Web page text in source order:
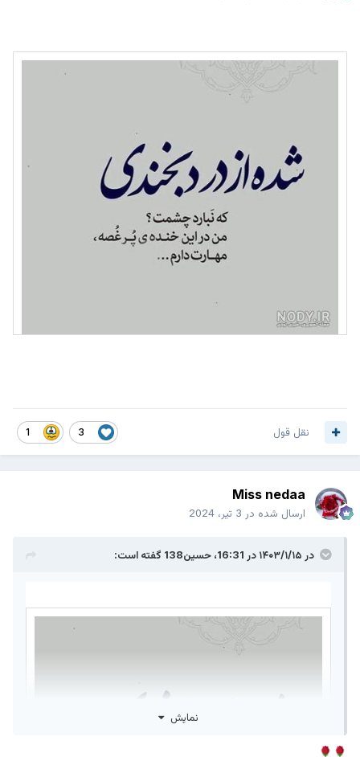
3 نقل قول
Miss nedaa
ارسال شده در 3 تیر، 2024
در ۱۴۰۳/۱/۱۵ در 16:31، حسین138 گفته است:
نمایش